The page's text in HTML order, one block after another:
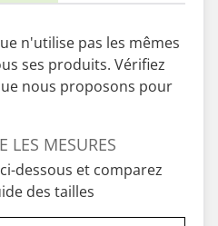
n'utilise pas les mêmes
ses produits. Vérifiez
nous proposons pour
LES MESURES
dessous et comparez
des tailles